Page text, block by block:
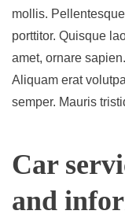
mollis.
porttitor. Quisque
amet, ornare
Aliquam erat
semper. Mauris
Car
and